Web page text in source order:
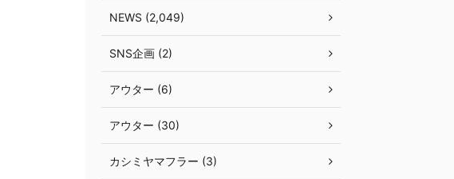
NEWS (2,049)
SNS企画 (2)
アウター (6)
アウター (30)
カシミヤマフラー (3)